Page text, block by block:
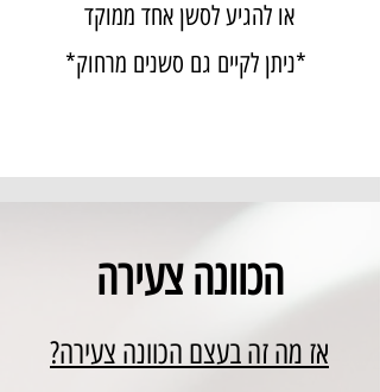
או להגיע לסשן אחד ממוקד
*ניתן לקיים גם סשנים מרחוק* ​
הכוונה צעירה
?אז מה זה בעצם הכוונה צעירה